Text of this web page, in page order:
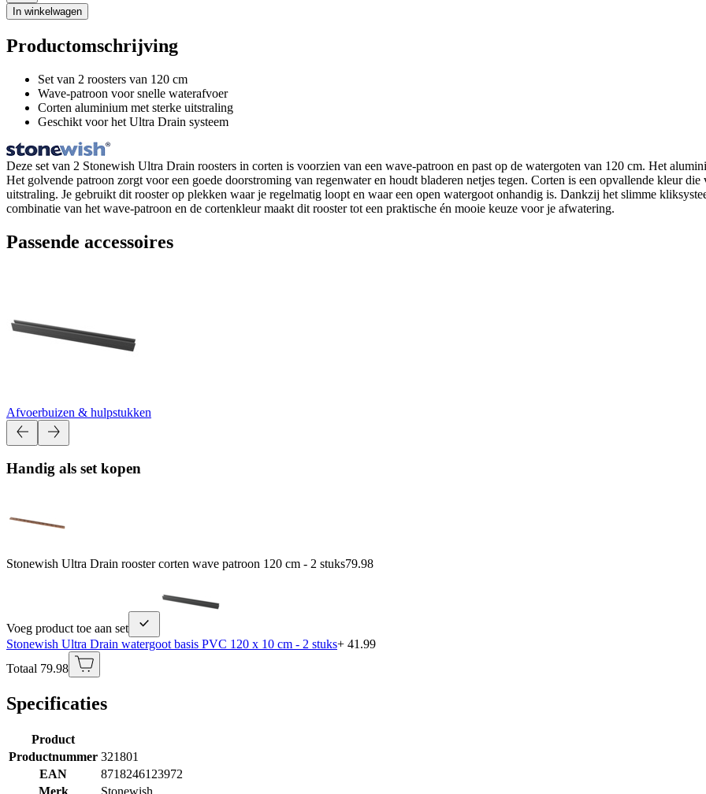
In winkelwagen
Productomschrijving
Set van 2 roosters van 120 cm
Wave-patroon voor snelle waterafvoer
Corten aluminium met sterke uitstraling
Geschikt voor het Ultra Drain systeem
Deze set van 2 Stonewish Ultra Drain roosters in corten is voorzien van een wave-patroon en past op de watergoten van 120 cm. Het
Het golvende patroon zorgt voor een goede doorstroming van regenwater en houdt bladeren netjes tegen. Corten is een opvallende kleur
uitstraling. Je gebruikt dit rooster op plekken waar je regelmatig loopt en waar een open watergoot onhandig is. Dankzij het slimme
combinatie van het wave-patroon en de cortenkleur maakt dit rooster tot een praktische én mooie keuze voor je afwatering.
Passende accessoires
Afvoerbuizen & hulpstukken
Handig als set kopen
Stonewish Ultra Drain rooster corten wave patroon 120 cm - 2 stuks79.98
Voeg product toe aan set
Stonewish Ultra Drain watergoot basis PVC 120 x 10 cm - 2 stuks+ 41.99
Totaal 79.98
Specificaties
Product
Productnummer 321801
EAN
8718246123972
Merk
Stonewish